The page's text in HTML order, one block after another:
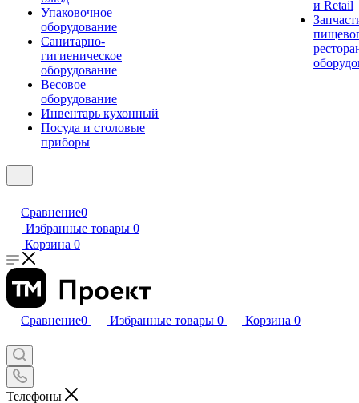
Упаковочное
оборудование
Санитарно-
гигиеническое
оборудование
Весовое
оборудование
Инвентарь кухонный
Посуда и столовые
приборы
и Retail
Сравнение0
Избранные товары 0
Корзина 0
Сравнение0 Избранные товары 0 Корзина 0
Телефоны